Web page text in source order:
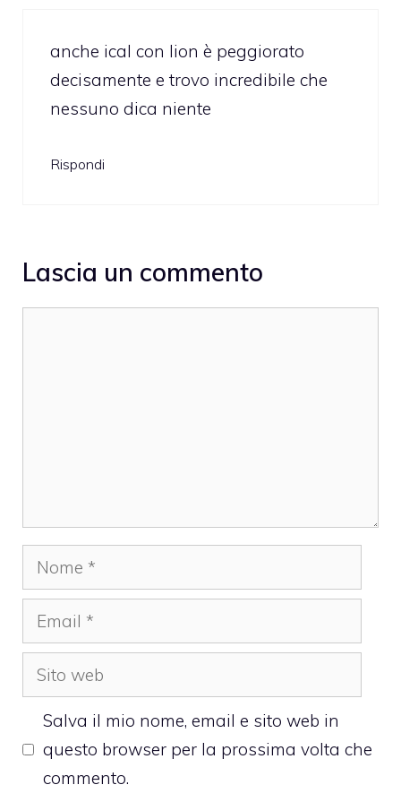
anche ical con lion è peggiorato
decisamente e trovo incredibile che
nessuno dica niente
Rispondi
Lascia un commento
Nome
Email
Sito
web
Salva il mio nome, email e sito web in
questo browser per la prossima volta che
commento.